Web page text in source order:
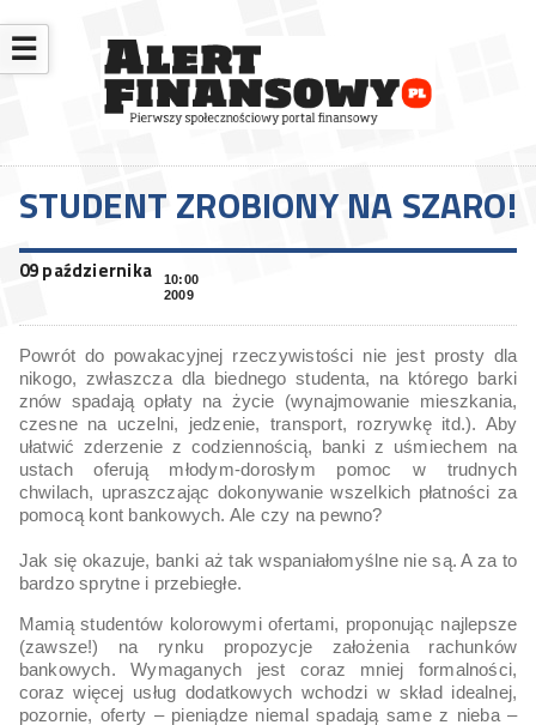
☰
STUDENT ZROBIONY NA SZARO!
09 października
10:00
2009
Powrót do powakacyjnej rzeczywistości nie jest prosty dla
nikogo, zwłaszcza dla biednego studenta, na którego barki
znów spadają opłaty na życie (wynajmowanie mieszkania,
czesne na uczelni, jedzenie, transport, rozrywkę itd.). Aby
ułatwić zderzenie z codziennością, banki z uśmiechem na
ustach oferują młodym-dorosłym pomoc w trudnych
chwilach, upraszczając dokonywanie wszelkich płatności za
pomocą kont bankowych. Ale czy na pewno?
Jak się okazuje, banki aż tak wspaniałomyślne nie są. A za to
bardzo sprytne i przebiegłe.
Mamią studentów kolorowymi ofertami, proponując najlepsze
(zawsze!) na rynku propozycje założenia rachunków
bankowych. Wymaganych jest coraz mniej formalności,
coraz więcej usług dodatkowych wchodzi w skład idealnej,
pozornie, oferty – pieniądze niemal spadają same z nieba –